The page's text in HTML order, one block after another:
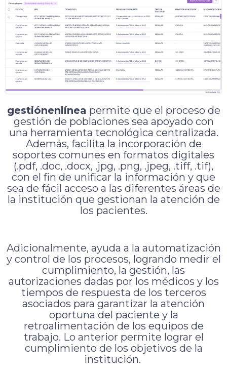
gestiónenlínea permite que el proceso de
gestión de poblaciones sea apoyado con
una herramienta tecnológica centralizada.
Además, facilita la incorporación de
soportes comunes en formatos digitales
(.pdf, .doc, .docx, .jpg, .png, .jpeg, .tiff, .tif),
con el fin de unificar la información y que
sea de fácil acceso a las diferentes áreas de
la institución que gestionan la atención de
los pacientes.
Adicionalmente, ayuda a la automatización
y control de los procesos, logrando medir el
cumplimiento, la gestión, las
autorizaciones dadas por los médicos y los
tiempos de respuesta de los terceros
asociados para garantizar la atención
oportuna del paciente y la
retroalimentación de los equipos de
trabajo. Lo anterior permite lograr el
cumplimiento de los objetivos de la
institución.